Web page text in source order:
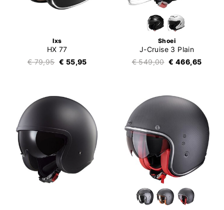
Ixs
HX 77
€ 79,95 € 55,95
Shoei
J-Cruise 3 Plain
€ 549,00 € 466,65